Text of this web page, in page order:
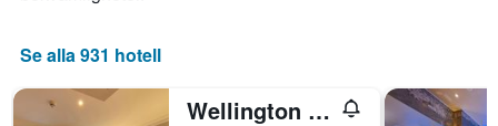
axel
visar
genomsnittliga
rumspriset.
Se alla 931 hotell
Wellington Hotel by Blue Orchid